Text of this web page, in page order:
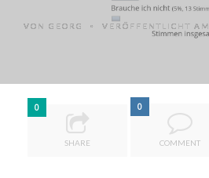
VON GEORG • VERÖFFENTLICHT
0
SHARE
0
COMMENT